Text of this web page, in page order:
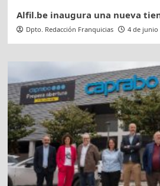
Alfil.be inaugura una nueva
Dpto. Redacción Franquicias 4 de junio